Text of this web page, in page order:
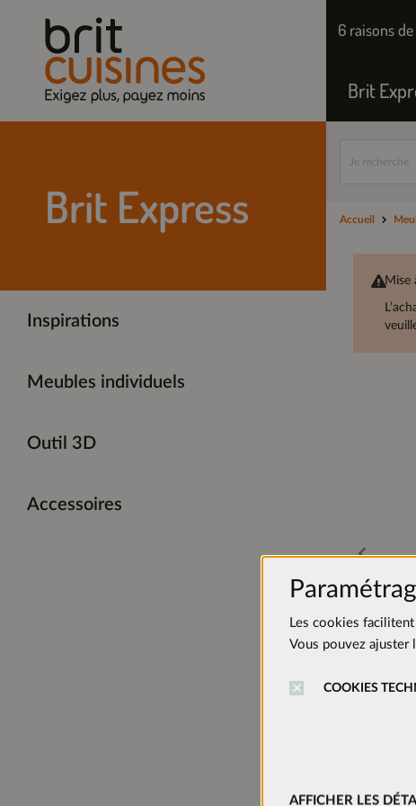
6 raisons
Brit
Les cookies
Vous pouvez ajuster
COOKIES
AFFICHER LES
Brit Express
Inspirations
Meubles individuels
Outil 3D
Accessoires
Accueil
Mise